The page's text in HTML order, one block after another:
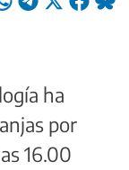
ha
por
16.00